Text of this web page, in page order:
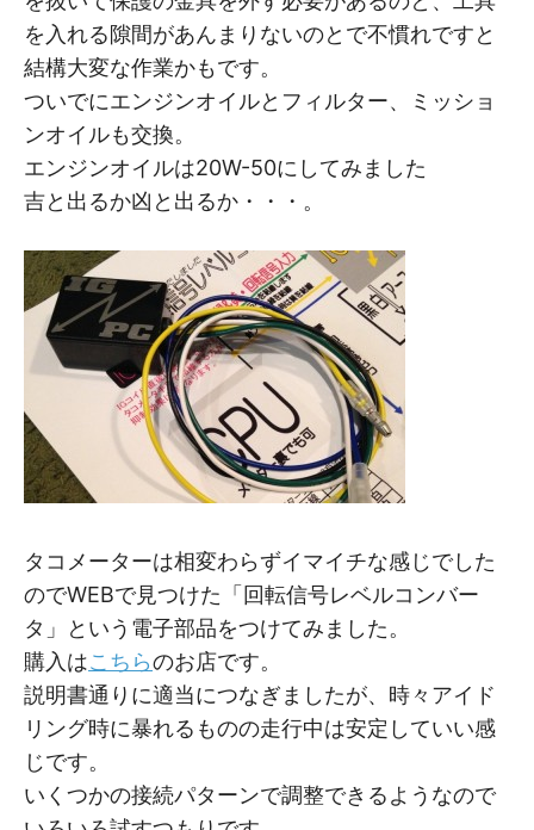
を入れる隙間があんまりないのとで不慣れですと
結構大変な作業かもです。
ついでにエンジンオイルとフィルター、ミッショ
ンオイルも交換。
エンジンオイルは20W-50にしてみました
吉と出るか凶と出るか・・・。
タコメーターは相変わらずイマイチな感じでした
のでWEBで見つけた「回転信号レベルコンバー
タ」という電子部品をつけてみました。
購入はこちらのお店です。
説明書通りに適当につなぎましたが、時々アイド
リング時に暴れるものの走行中は安定していい感
じです。
いくつかの接続パターンで調整できるようなので